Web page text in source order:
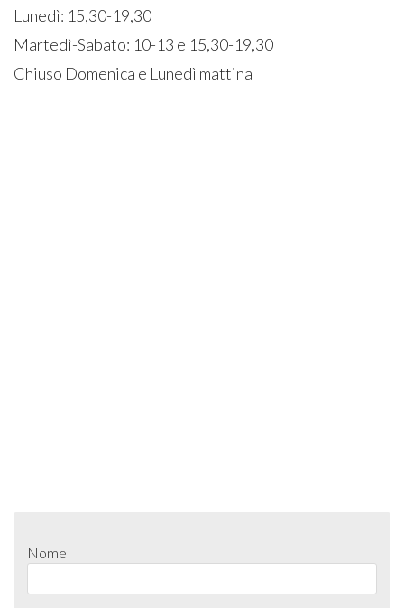
Lunedì: 15,30-19,30
Martedì-Sabato: 10-13 e 15,30-19,30
Chiuso Domenica e Lunedì mattina
Nome